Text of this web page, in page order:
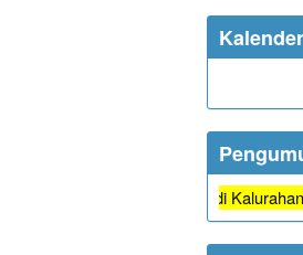
Kalender
Semua jenis pelayanan di Kalurahan